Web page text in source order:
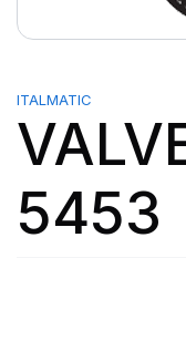
ITALMATIC
5453